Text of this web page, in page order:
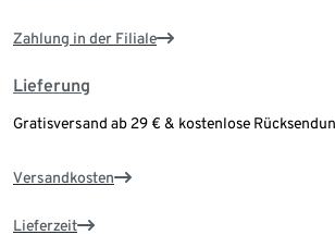
Zahlung in der Filiale
Lieferung
Gratisversand ab 29 € & kostenlose
Versandkosten
Lieferzeit